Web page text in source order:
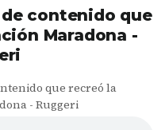
contenido que
Maradona -
que recreó la
- Ruggeri